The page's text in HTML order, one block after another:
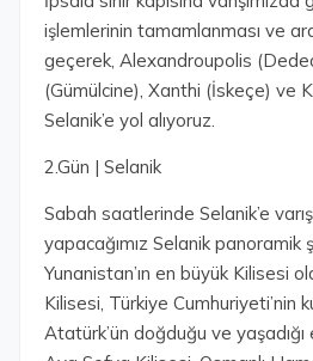
işlemlerinin tamamlanması ve
geçerek, Alexandroupolis
(Gümülcine), Xanthi (İskeçe) ve
Selanik’e yol alıyoruz.
2.Gün | Selanik
Sabah saatlerinde Selanik’e
yapacağımız Selanik panoramik
Yunanistan’ın en büyük Kilisesi
Kilisesi, Türkiye Cumhuriyeti’nin
Atatürk’ün doğduğu ve